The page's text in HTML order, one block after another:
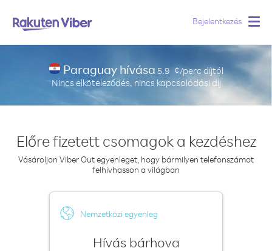
Bejelentkezés
Paraguay hívása 5.9 ¢/percdíjtól
Nincs elköteleződés, nincs kapcsolódási díj
Előre fizetett csomagok a kezdéshez
Vásároljon Viber Out egyenleget, hogy bármilyen telefonszámot
felhívhasson a világban
Nemzetközi egyenleg
Hívás bárhova